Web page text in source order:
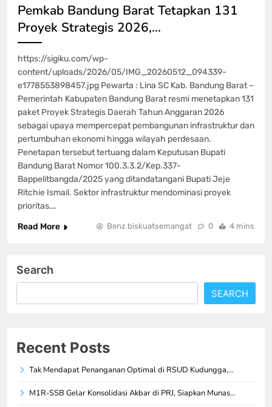
Pemkab Bandung Barat Tetapkan 131
Proyek Strategis 2026,…
https://sigiku.com/wp-
content/uploads/2026/05/IMG_20260512_094339-
e1778553898457.jpg Pewarta : Lina SC Kab. Bandung Barat –
Pemerintah Kabupaten Bandung Barat resmi menetapkan 131
paket Proyek Strategis Daerah Tahun Anggaran 2026
sebagai upaya mempercepat pembangunan infrastruktur dan
pertumbuhan ekonomi hingga wilayah perdesaan.
Penetapan tersebut tertuang dalam Keputusan Bupati
Bandung Barat Nomor 100.3.3.2/Kep.337-
Bappelitbangda/2025 yang ditandatangani Bupati Jeje
Ritchie Ismail. Sektor infrastruktur mendominasi proyek
prioritas,…
Read More
Benz biskuatsemangat 0 4 mins
Search
SEARCH
Recent Posts
Tak Mendapat Penanganan Optimal di RSUD Kudungga,…
M1R-SSB Gelar Konsolidasi Akbar di PRJ, Siapkan Munas…